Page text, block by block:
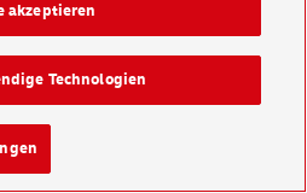
Technologien
akzeptieren